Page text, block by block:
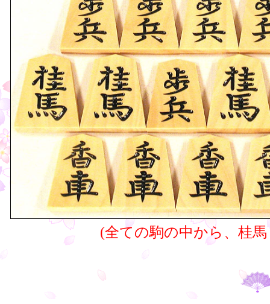
(全ての駒の中から、桂